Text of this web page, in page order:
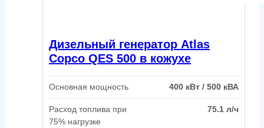
Дизельный генератор Atlas
Copco QES 500 в кожухе
Основная мощность 400 кВт / 500 кВА
Расход топлива при
75% нагрузке
75.1 л/ч